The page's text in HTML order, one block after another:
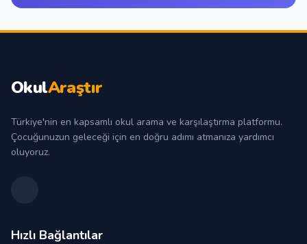
OkulAraştır
Türkiye'nin en kapsamlı okul arama ve karşılaştırma platformu.
Çocuğunuzun geleceği için en doğru adımı atmanıza yardımcı
oluyoruz.
Hızlı Bağlantılar